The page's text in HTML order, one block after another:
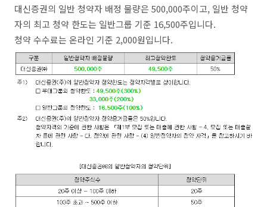
대신증권의 일반 청약자 배정 물량은 500,000주이고, 일반 청약
자의 최고 청약 한도는 일반그룹 기준 16,500주입니다.
청약 수수료는 온라인 기준 2,000원입니다.